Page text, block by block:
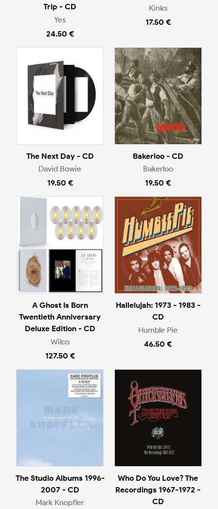
Trip - CD
Yes
24.50 €
Kinks
17.50 €
The Next Day - CD
David Bowie
19.50 €
Bakerloo - CD
Bakerloo
19.50 €
A Ghost Is Born
Twentieth Anniversary
Deluxe Edition - CD
Wilco
127.50 €
Hallelujah: 1973 - 1983 -
CD
Humble Pie
46.50 €
The Studio Albums 1996-
2007 - CD
Mark Knopfler
Who Do You Love? The
Recordings 1967-1972 -
CD